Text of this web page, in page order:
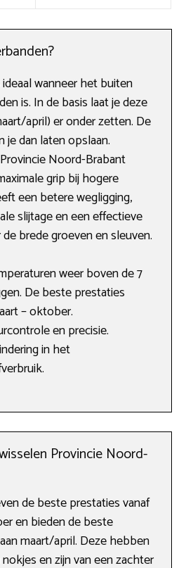
wanneer het buiten
is. In de basis laat je deze
april) er onder zetten. De
je dan laten opslaan.
Noord-Brabant
grip bij hogere
een betere wegligging,
slijtage en een effectieve
brede groeven en sleuven.
weer boven de 7
De beste prestaties
– oktober.
en precisie.
in het
Provincie Noord-
de beste prestaties vanaf
en bieden de beste
maart/april. Deze hebben
en zijn van een zachter